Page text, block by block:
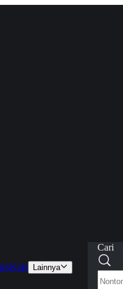
Kids Lainnya
Cari